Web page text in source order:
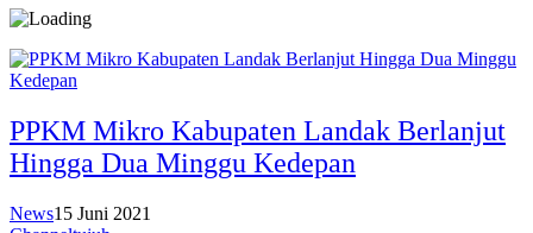
PPKM Mikro Kabupaten Landak Berlanjut
Hingga Dua Minggu Kedepan
News15 Juni 2021